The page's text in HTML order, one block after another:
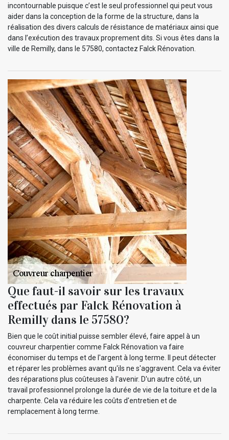
incontournable puisque c’est le seul professionnel qui peut vous
aider dans la conception de la forme de la structure, dans la
réalisation des divers calculs de résistance de matériaux ainsi que
dans l’exécution des travaux proprement dits. Si vous êtes dans la
ville de Remilly, dans le 57580, contactez Falck Rénovation.
Que faut-il savoir sur les travaux
effectués par Falck Rénovation à
Remilly dans le 57580?
Bien que le coût initial puisse sembler élevé, faire appel à un
couvreur charpentier comme Falck Rénovation va faire
économiser du temps et de l'argent à long terme. Il peut détecter
et réparer les problèmes avant qu'ils ne s'aggravent. Cela va éviter
des réparations plus coûteuses à l'avenir. D'un autre côté, un
travail professionnel prolonge la durée de vie de la toiture et de la
charpente. Cela va réduire les coûts d'entretien et de
remplacement à long terme.